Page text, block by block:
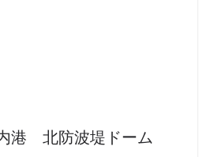
港 北防波堤ドーム